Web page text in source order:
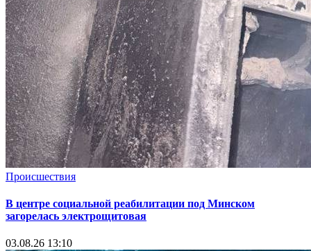
Происшествия
В центре социальной реабилитации под Минском
загорелась электрощитовая
03.08.26 13:10